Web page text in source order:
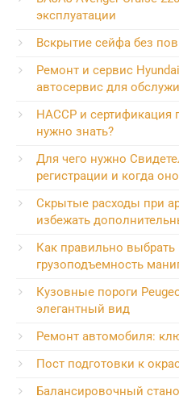
эксплуатации
Вскрытие сейфа без
Ремонт и сервис
автосервис для
HACCP и
нужно знать?
Для чего нужно
регистрации и когда
Скрытые расходы при
избежать
Как правильно
грузоподъемность
Кузовные пороги
элегантный вид
Ремонт автомобиля:
Пост подготовки к
Балансировочный